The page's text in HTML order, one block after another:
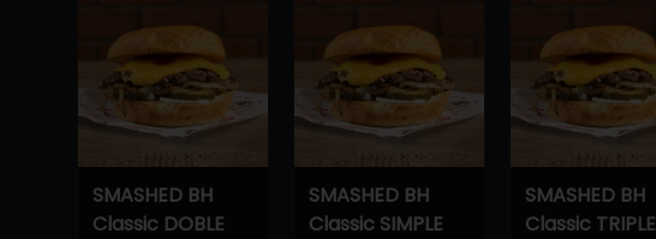
SMASHED BH
Classic DOBLE
SMASHED BH
Classic SIMPLE
SMASHED BH
Classic TRIPLE